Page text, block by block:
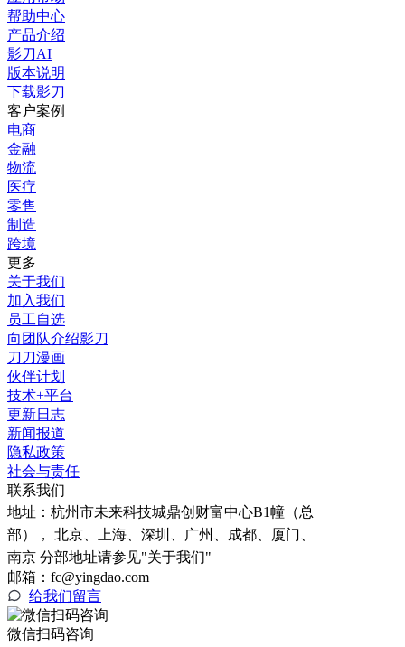
帮助中心
产品介绍
影刀AI
版本说明
下载影刀
客户案例
电商
金融
物流
医疗
零售
制造
跨境
更多
关于我们
加入我们
员工自选
向团队介绍影刀
刀刀漫画
伙伴计划
技术+平台
更新日志
新闻报道
隐私政策
社会与责任
联系我们
地址： 杭州市未来科技城鼎创财富中心B1幢（总
部）， 北京、上海、深圳、广州、成都、厦门、
南京 分部地址请参见"关于我们"
邮箱：fc@yingdao.com
给我们留言
微信扫码咨询